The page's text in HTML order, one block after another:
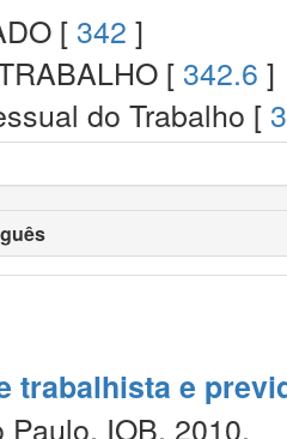
[ 342 ]
[ 342.6 ]
do Trabalho [
trabalhista e
IOB, 2010.